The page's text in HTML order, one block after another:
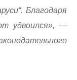
Благодаря
удвоился», —